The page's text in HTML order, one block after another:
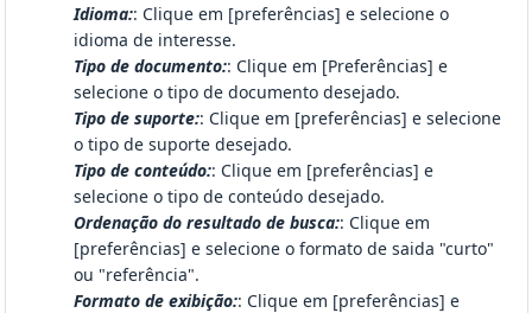
Idioma:: Clique em [preferências] e selecione o
idioma de interesse.
Tipo de documento:: Clique em [Preferências] e
selecione o tipo de documento desejado.
Tipo de suporte:: Clique em [preferências] e selecione
o tipo de suporte desejado.
Tipo de conteúdo:: Clique em [preferências] e
selecione o tipo de conteúdo desejado.
Ordenação do resultado de busca:: Clique em
[preferências] e selecione o formato de saida "curto"
ou "referência".
Formato de exibição:: Clique em [preferências] e